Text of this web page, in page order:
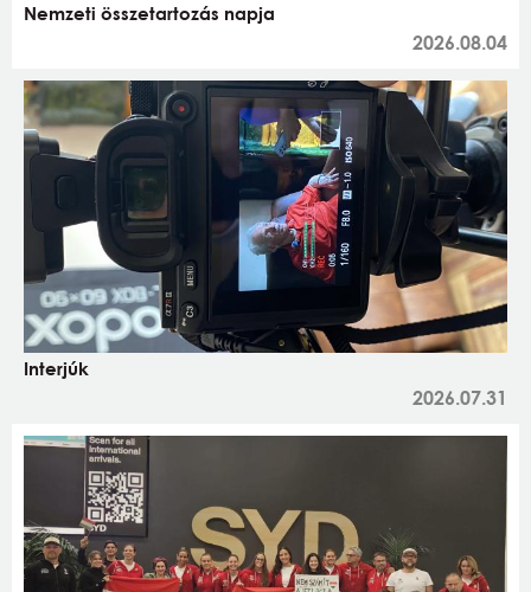
Nemzeti összetartozás napja
2026.08.04
Interjúk
2026.07.31